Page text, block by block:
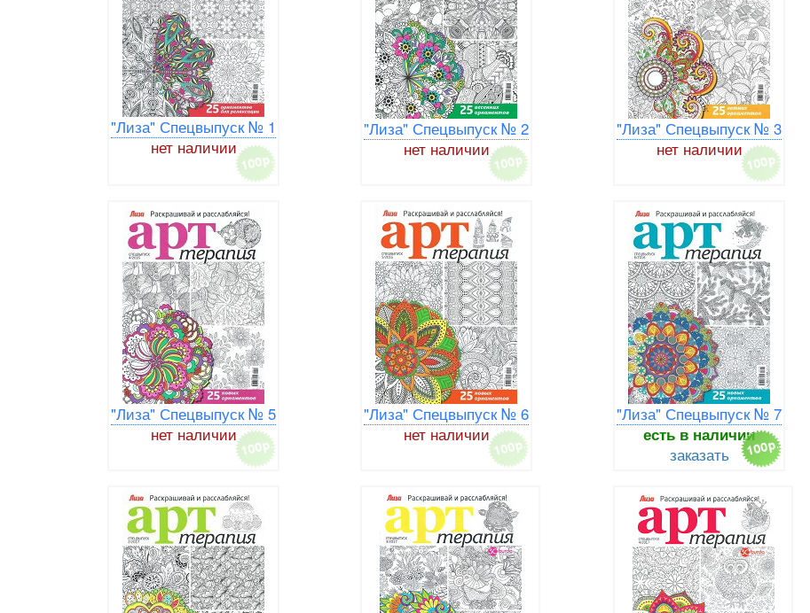
"Лиза" Спецвыпуск № 1
нет наличии
"Лиза" Спецвыпуск № 2
нет наличии
"Лиза" Спецвыпуск № 3
нет наличии
"Лиза" Спецвыпуск № 5
нет наличии
"Лиза" Спецвыпуск № 6
нет наличии
"Лиза" Спецвыпуск № 7
есть в наличии
заказать